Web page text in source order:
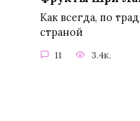
Как всегда, по
страной
11 3.4к.